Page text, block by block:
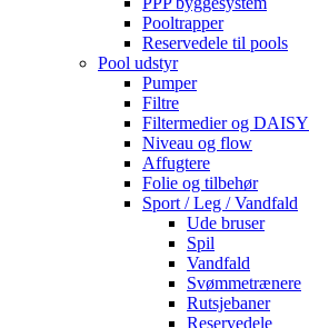
Pooltrapper
Reservedele til pools
Pool udstyr
Pumper
Filtre
Filtermedier og DAISY
Niveau og flow
Affugtere
Folie og tilbehør
Sport / Leg / Vandfald
Ude bruser
Spil
Vandfald
Svømmetrænere
Rutsjebaner
Reservedele